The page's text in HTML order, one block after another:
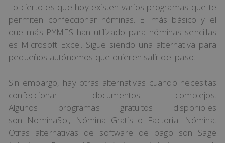
Lo cierto es que hoy existen varios programas que te
permiten confeccionar nóminas. El más básico y el
que más PYMES han utilizado para nóminas sencillas
es Microsoft Excel. Sigue siendo una alternativa para
pequeños autónomos que quieren salir del paso.
Sin embargo, hay otras alternativas cuando necesitas
confeccionar documentos complejos.
Algunos programas gratuitos disponibles
son NominaSol, Nómina Gratis o Factorial Nómina.
Otras alternativas de software de pago son Sage